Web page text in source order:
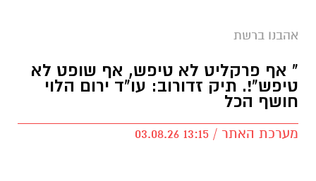
אהבנו ברשת
" אף פרקליט לא טיפש, אף שופט לא
טיפש"!. תיק זדורוב: עו"ד ירום הלוי
חושף הכל
מערכת האתר / 13:15 03.08.26